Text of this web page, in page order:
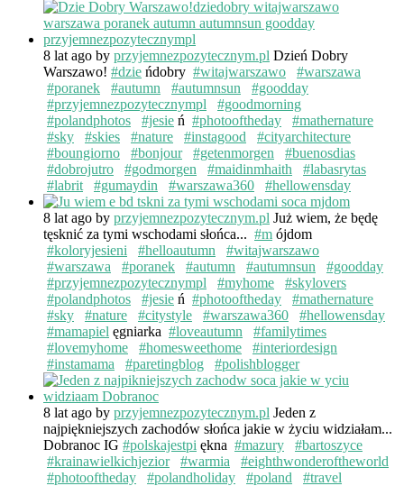
8 lat ago by przyjemnezpozytecznym.pl Dzień Dobry
Warszawo! #dzie ńdobry #witajwarszawo
#warszawa
#poranek
#autumn #autumnsun
#goodday
#przyjemnezpozytecznympl
#goodmorning
#polandphotos
#jesie ń #photooftheday
#mathernature
#sky
#skies #nature #instagood
#cityarchitecture
#boungiorno
#bonjour #getenmorgen
#buenosdias
#dobrojutro
#godmorgen #maidinmhaith
#labasrytas
#labrit
#gumaydin #warszawa360 #hellowensday
8 lat ago by przyjemnezpozytecznym.pl Już wiem, że będę
tęsknić za tymi wschodami słońca... #m ójdom
#koloryjesieni
#helloautumn
#witajwarszawo
#warszawa
#poranek #autumn #autumnsun
#goodday
#przyjemnezpozytecznympl
#myhome
#skylovers
#polandphotos
#jesie ń #photooftheday
#mathernature
#sky
#nature #citystyle #warszawa360
#hellowensday
#mamapiel ęgniarka #loveautumn
#familytimes
#lovemyhome
#homesweethome
#interiordesign
#instamama
#paretingblog #polishblogger
8 lat ago by przyjemnezpozytecznym.pl Jeden z
najpiękniejszych zachodów słońca jakie w życiu widziałam...
Dobranoc IG #polskajestpi ękna #mazury
#bartoszyce
#krainawielkichjezior
#warmia
#eighthwonderoftheworld
#photooftheday
#polandholiday #poland #travel